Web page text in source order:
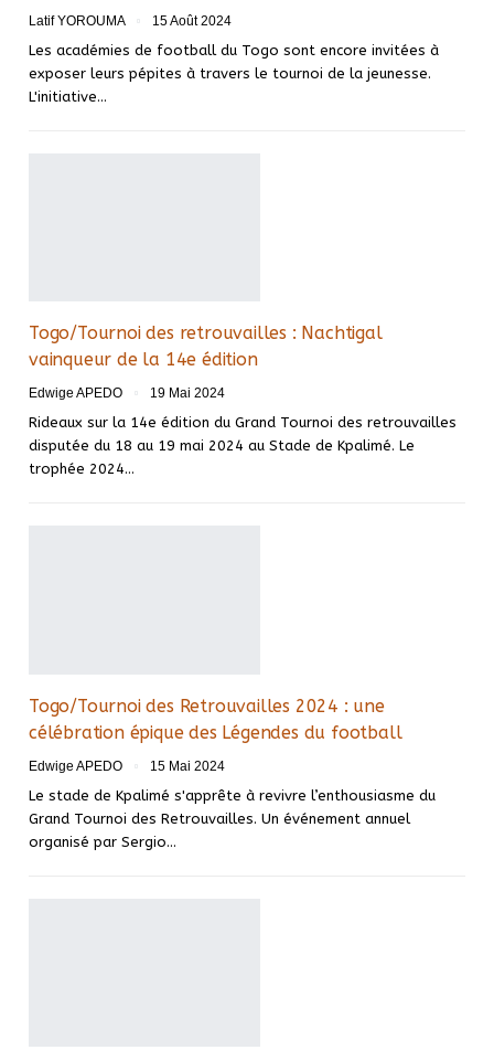
Latif YOROUMA 15 Août 2024
Les académies de football du Togo sont encore invitées à
exposer leurs pépites à travers le tournoi de la jeunesse.
L'initiative…
Togo/Tournoi des retrouvailles : Nachtigal
vainqueur de la 14e édition
Edwige APEDO 19 Mai 2024
Rideaux sur la 14e édition du Grand Tournoi des retrouvailles
disputée du 18 au 19 mai 2024 au Stade de Kpalimé. Le
trophée 2024…
Togo/Tournoi des Retrouvailles 2024 : une
célébration épique des Légendes du football
Edwige APEDO 15 Mai 2024
Le stade de Kpalimé s'apprête à revivre l’enthousiasme du
Grand Tournoi des Retrouvailles. Un événement annuel
organisé par Sergio…